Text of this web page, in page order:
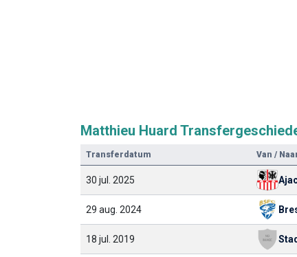
Matthieu Huard
Transferdatum Van /
30 jul. 2025
29 aug. 2024
18 jul. 2019